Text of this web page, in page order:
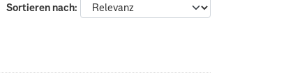
Sortieren nach